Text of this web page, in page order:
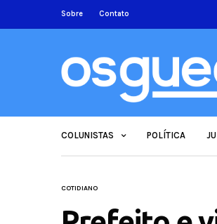
Sobre Contato
COLUNISTAS POLÍTICA
COTIDIANO